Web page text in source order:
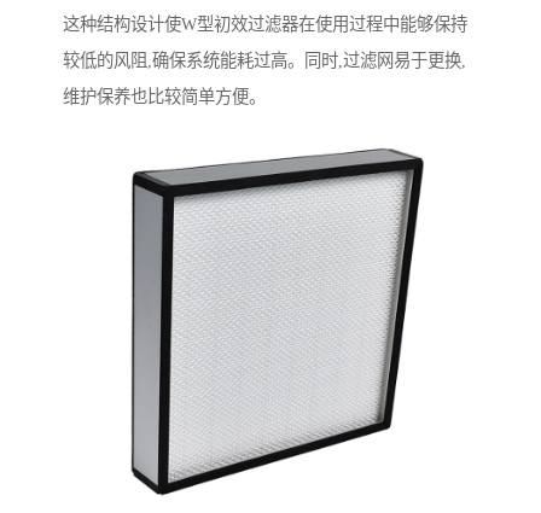
这种结构设计使W型初效过滤器在使用过程中能够保持
较低的风阻,确保系统能耗过高。同时,过滤网易于更换,
维护保养也比较简单方便。